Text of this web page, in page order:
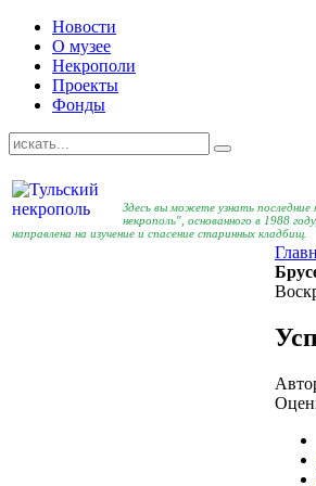
Новости
О музее
Некрополи
Проекты
Фонды
Здесь вы можете узнать последние
некрополь", основанного в 1988
направлена на изучение и спасение старинных кладбищ.